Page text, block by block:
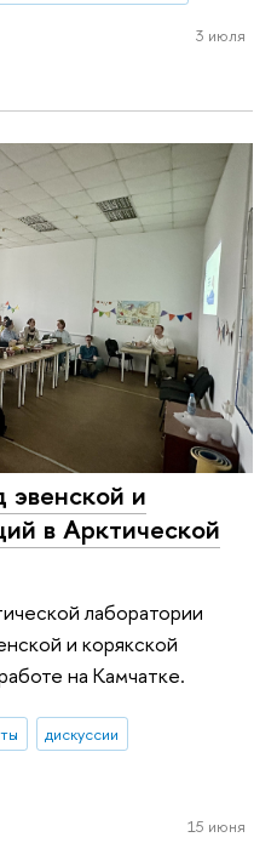
3 июля
и
в Арктической
лаборатории
и корякской
на Камчатке.
дискуссии
15 июня